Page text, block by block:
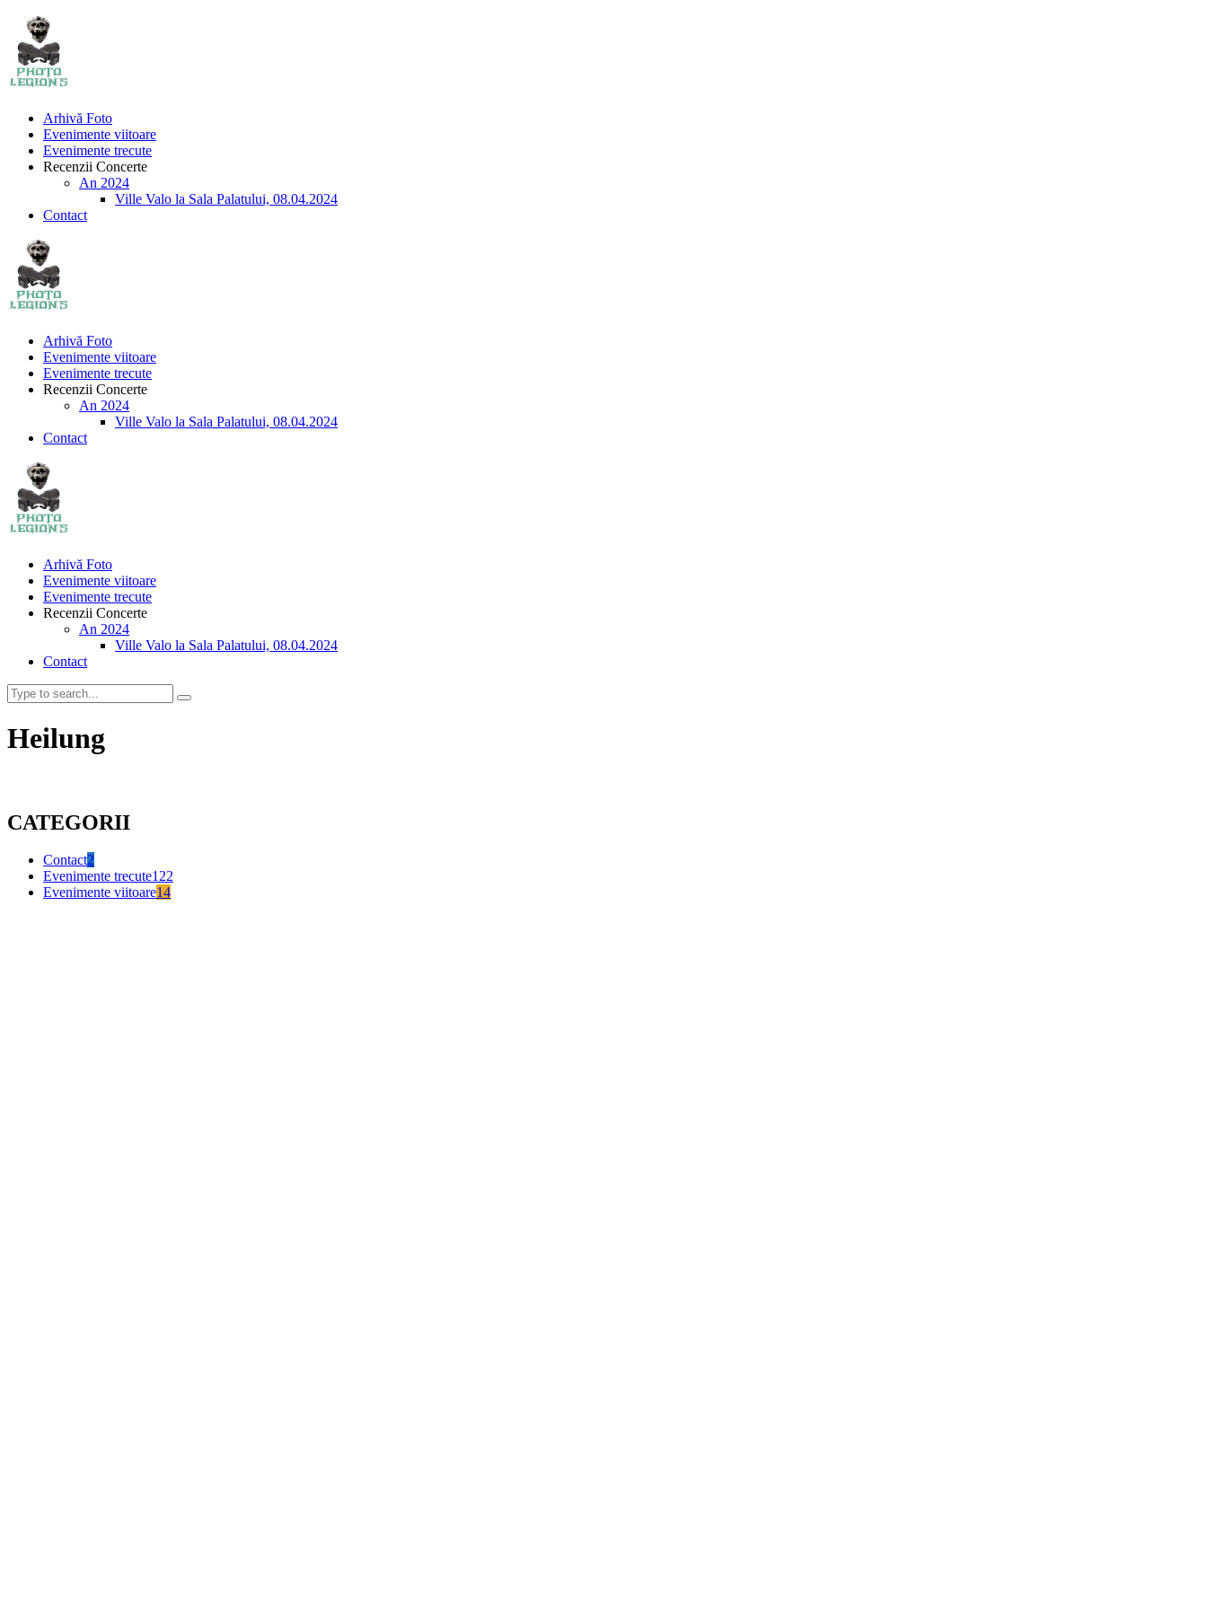
Arhivă Foto
Evenimente viitoare
Evenimente trecute
Recenzii Concerte
An 2024
Ville Valo la Sala Palatului, 08.04.2024
Contact
Arhivă Foto
Evenimente viitoare
Evenimente trecute
Recenzii Concerte
An 2024
Ville Valo la Sala Palatului, 08.04.2024
Contact
Arhivă Foto
Evenimente viitoare
Evenimente trecute
Recenzii Concerte
An 2024
Ville Valo la Sala Palatului, 08.04.2024
Contact
Heilung
CATEGORII
Contact2
Evenimente trecute122
Evenimente viitoare14